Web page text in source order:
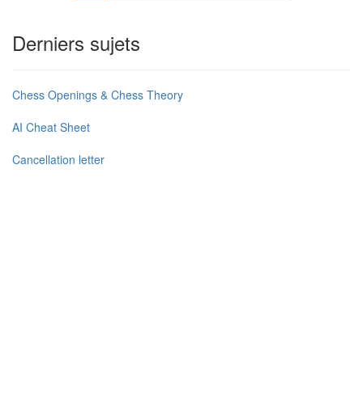
Derniers sujets
Chess Openings & Chess Theory
AI Cheat Sheet
Cancellation letter